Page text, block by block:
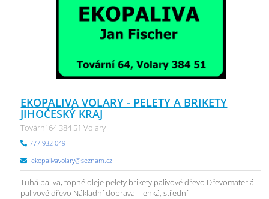
EKOPALIVA VOLARY - PELETY A BRIKETY
JIHOČESKÝ KRAJ
Tovární 64 384 51 Volary
777 932 049
ekopalivavolary@seznam.cz
Tuhá paliva, topné oleje pelety brikety palivové dřevo Dřevomateriál
palivové dřevo Nákladní doprava - lehká, střední